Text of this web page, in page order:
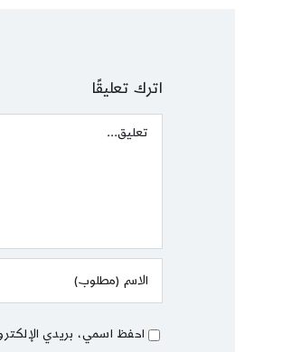
اترك تعليقًا
Comment
احفظ اسمي، بريدي